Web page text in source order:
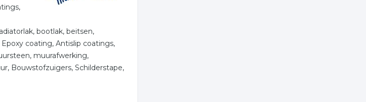
bootlak, beitsen,
coating, Antislip coatings,
muurafwerking,
Bouwstofzuigers, Schilderstape,